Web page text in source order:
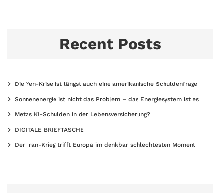
Recent Posts
Die Yen-Krise ist längst auch eine amerikanische Schuldenfrage
Sonnenenergie ist nicht das Problem – das Energiesystem ist es
Metas KI-Schulden in der Lebensversicherung?
DIGITALE BRIEFTASCHE
Der Iran-Krieg trifft Europa im denkbar schlechtesten Moment